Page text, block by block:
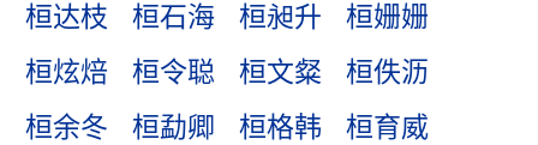
桓达枝
桓石海 桓昶升
桓姗姗
桓炫焙
桓令聪 桓文粲
桓佚沥
桓余冬
桓勐卿 桓格韩
桓育威